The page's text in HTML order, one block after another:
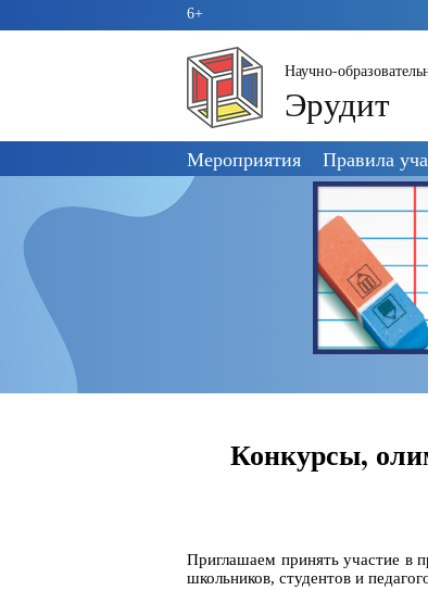
6+
Научно-
Эрудит
Пропустить
навигацию
Мероприятия Правила
Конкурсы,
Приглашаем принять участие в
школьников, студентов и